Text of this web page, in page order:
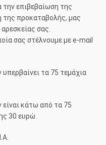
την επιβεβαίωση της
της προκαταβολής, μας
σας.
σας στέλνουμε με e-mαil
τα 75 τεμάχια
κάτω από τα 75
30 ευρώ.